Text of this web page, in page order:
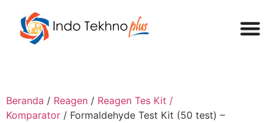
Beranda / Reagen / Reagen Tes Kit /
Komparator / Formaldehyde Test Kit (50 test) –